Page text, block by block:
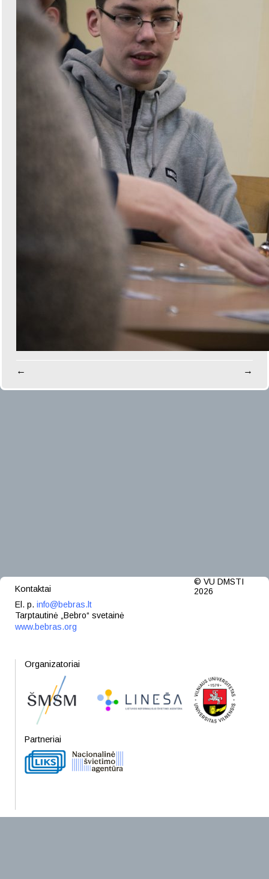
← →
© VU DMSTI
2026
Kontaktai
El. p. info@bebras.lt
Tarptautinė „Bebro“ svetainė
www.bebras.org
Organizatoriai
Partneriai